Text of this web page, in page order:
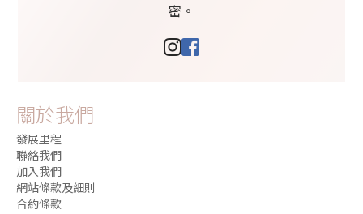
密。
關於我們
發展里程
聯絡我們
加入我們
網站條款及細則
合約條款